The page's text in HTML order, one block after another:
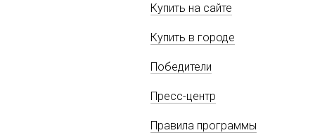
Купить на сайте
Купить в городе
Победители
Пресс-центр
Правила программы